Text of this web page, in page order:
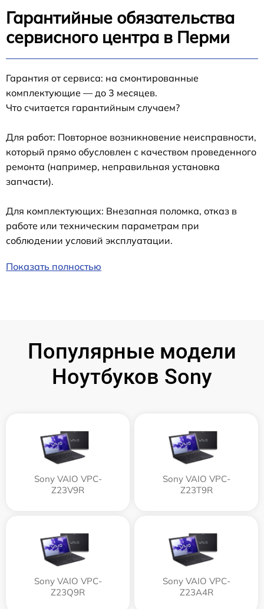
Гарантийные обязательства
сервисного центра в Перми
Гарантия от сервиса: на смонтированные
комплектующие — до 3 месяцев.
Что считается гарантийным случаем?
Для работ: Повторное возникновение неисправности,
который прямо обусловлен с качеством проведенного
ремонта (например, неправильная установка
запчасти).
Для комплектующих: Внезапная поломка, отказ в
работе или техническим параметрам при
соблюдении условий эксплуатации.
Показать полностью
Популярные модели
Ноутбуков Sony
Sony VAIO VPC-
Z23V9R
Sony VAIO VPC-
Z23T9R
Sony VAIO VPC-
Z23Q9R
Sony VAIO VPC-
Z23A4R